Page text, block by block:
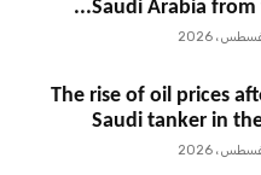
Saudi Arabia from
The rise of oil prices
Saudi tanker in